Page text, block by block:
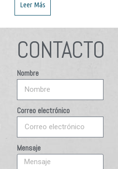
Leer Más
CONTACTO
Nombre
Correo electrónico
Mensaje